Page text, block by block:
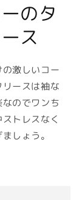
のタ
ス
激しいコー
ースは袖な
のでワンち
トレスなく
しょう。